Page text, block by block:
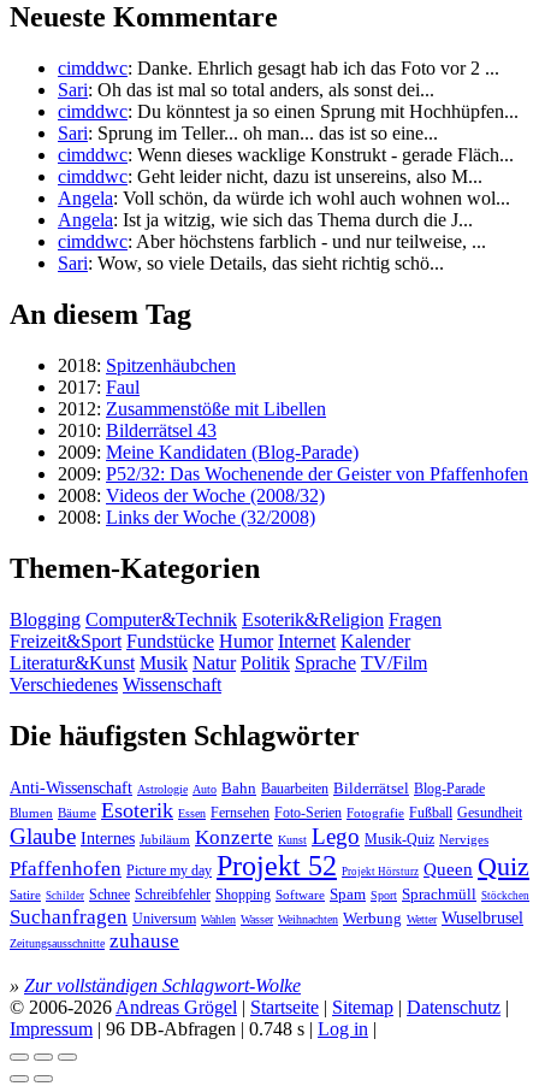
Neueste Kommentare
cimddwc: Danke. Ehrlich gesagt hab ich das Foto vor 2 ...
Sari: Oh das ist mal so total anders, als sonst dei...
cimddwc: Du könntest ja so einen Sprung mit Hochhüpfen...
Sari: Sprung im Teller... oh man... das ist so eine...
cimddwc: Wenn dieses wacklige Konstrukt - gerade Fläch...
cimddwc: Geht leider nicht, dazu ist unsereins, also M...
Angela: Voll schön, da würde ich wohl auch wohnen wol...
Angela: Ist ja witzig, wie sich das Thema durch die J...
cimddwc: Aber höchstens farblich - und nur teilweise, ...
Sari: Wow, so viele Details, das sieht richtig schö...
An diesem Tag
2018: Spitzenhäubchen
2017: Faul
2012: Zusammenstöße mit Libellen
2010: Bilderrätsel 43
2009: Meine Kandidaten (Blog-Parade)
2009: P52/32: Das Wochenende der Geister von Pfaffenhofen
2008: Videos der Woche (2008/32)
2008: Links der Woche (32/2008)
Themen-Kategorien
Blogging Computer&Technik Esoterik&Religion Fragen
Freizeit&Sport Fundstücke Humor Internet Kalender
Literatur&Kunst Musik Natur Politik Sprache TV/Film
Verschiedenes Wissenschaft
Die häufigsten Schlagwörter
Anti-Wissenschaft Astrologie Auto Bahn Bauarbeiten Bilderrätsel Blog-Parade
Blumen Bäume Esoterik Essen Fernsehen Foto-Serien Fotografie Fußball Gesundheit
Glaube Internes Jubiläum Konzerte Kunst Lego Musik-Quiz Nerviges
Pfaffenhofen Picture my day Projekt 52 Projekt Hörsturz Queen Quiz
Satire Schilder Schnee Schreibfehler Shopping Software Spam Sport Sprachmüll Stöckchen
Suchanfragen Universum Wahlen Wasser Weihnachten Werbung Wetter Wuselbrusel
Zeitungsausschnitte zuhause
» Zur vollständigen Schlagwort-Wolke
© 2006-2026 Andreas Grögel | Startseite | Sitemap | Datenschutz |
Impressum | 96 DB-Abfragen | 0.748 s | Log in |